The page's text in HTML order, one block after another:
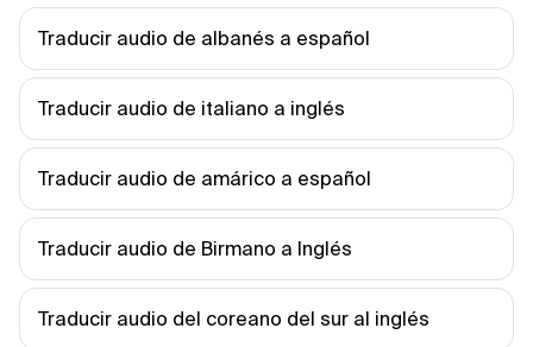
Traducir audio de albanés a español
Traducir audio de italiano a inglés
Traducir audio de amárico a español
Traducir audio de Birmano a Inglés
Traducir audio del coreano del sur al inglés